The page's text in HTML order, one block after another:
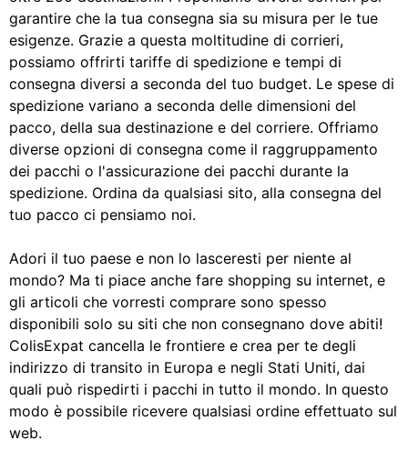
garantire che la tua consegna sia su misura per le tue
esigenze. Grazie a questa moltitudine di corrieri,
possiamo offrirti tariffe di spedizione e tempi di
consegna diversi a seconda del tuo budget. Le spese di
spedizione variano a seconda delle dimensioni del
pacco, della sua destinazione e del corriere. Offriamo
diverse opzioni di consegna come il raggruppamento
dei pacchi o l'assicurazione dei pacchi durante la
spedizione. Ordina da qualsiasi sito, alla consegna del
tuo pacco ci pensiamo noi.
Adori il tuo paese e non lo lasceresti per niente al
mondo? Ma ti piace anche fare shopping su internet, e
gli articoli che vorresti comprare sono spesso
disponibili solo su siti che non consegnano dove abiti!
ColisExpat cancella le frontiere e crea per te degli
indirizzo di transito in Europa e negli Stati Uniti, dai
quali può rispedirti i pacchi in tutto il mondo. In questo
modo è possibile ricevere qualsiasi ordine effettuato sul
web.